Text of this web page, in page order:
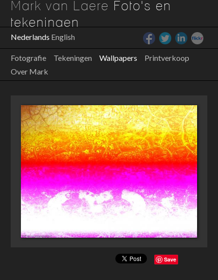
Mark van Laere Foto's en
tekeningen
Nederlands English
Fotografie Tekeningen Wallpapers
Printverkoop
Over Mark
Save